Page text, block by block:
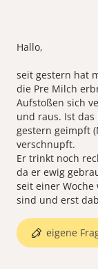
Hallo,
seit gestern hat
die Pre Milch
Aufstoßen sich
und raus. Ist
gestern geimpft
verschnupft.
Er trinkt noch
da er ewig
seit einer
eigene